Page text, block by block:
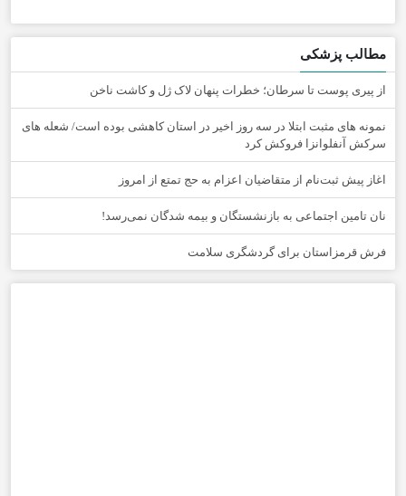
مطالب پزشکی
از پیری پوست تا سرطان؛ خطرات پنهان لاک ژل و کاشت ناخن
نمونه های مثبت ابتلا در سه روز اخیر در استان کاهشی بوده است/ شعله های
سرکش آنفلوانزا فروکش کرد
اغاز پیش ثبت‌نام از متقاضیان اعزام به حج تمتع از امروز
نان تامین اجتماعی به بازنشستگان و بیمه شدگان نمی‌رسد!
فرش قرمزاستان برای گردشگری سلامت